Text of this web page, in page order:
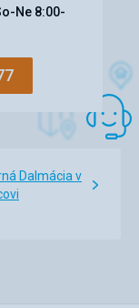
Ne 8:00-
Dalmácia v